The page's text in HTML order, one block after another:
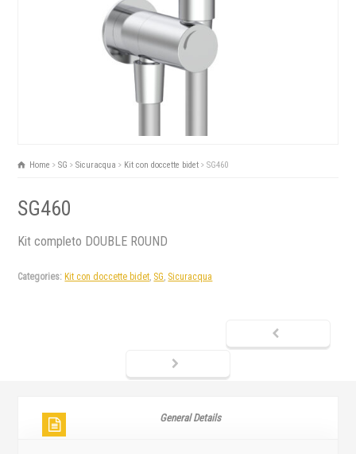
Home SG Sicuracqua Kit con doccette bidet SG460
SG460
Kit completo DOUBLE ROUND
Categories: Kit con doccette bidet, SG, Sicuracqua
General Details